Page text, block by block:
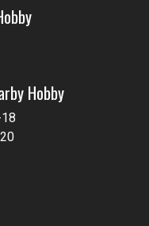
Hobby